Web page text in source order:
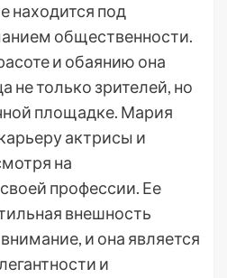
находится под
общественности.
и обаянию она
не только зрителей, но
площадке. Мария
актрисы и
на
профессии. Ее
внешность
и она является
и